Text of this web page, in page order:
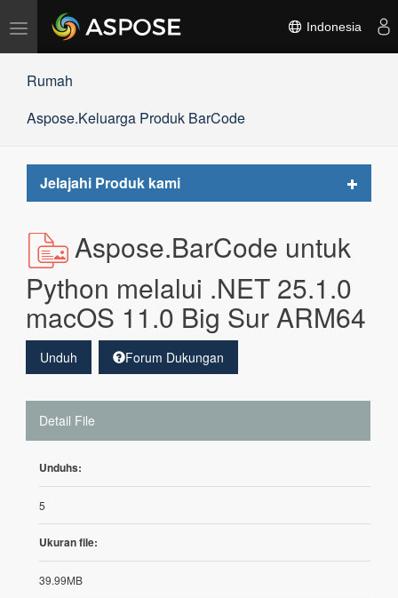
Alihkan
navigasi
Indonesia
Rumah
Aspose.Keluarga Produk BarCode
Jelajahi Produk kami
Toggle
Aspose.BarCode untuk
Python melalui .NET 25.1.0
macOS 11.0 Big Sur ARM64
Unduh Forum Dukungan
Detail File
Unduhs:
5
Ukuran file:
39.99MB